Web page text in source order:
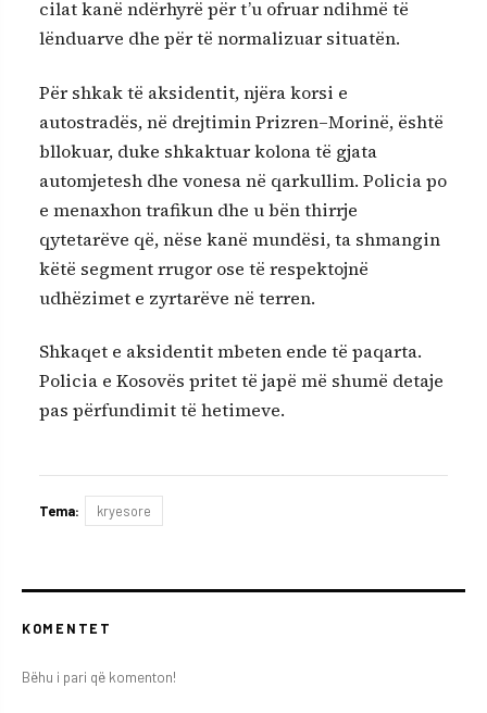
cilat kanë ndërhyrë për t’u ofruar ndihmë të
lënduarve dhe për të normalizuar situatën.
Për shkak të aksidentit, njëra korsi e
autostradës, në drejtimin Prizren–Morinë, është
bllokuar, duke shkaktuar kolona të gjata
automjetesh dhe vonesa në qarkullim. Policia po
e menaxhon trafikun dhe u bën thirrje
qytetarëve që, nëse kanë mundësi, ta shmangin
këtë segment rrugor ose të respektojnë
udhëzimet e zyrtarëve në terren.
Shkaqet e aksidentit mbeten ende të paqarta.
Policia e Kosovës pritet të japë më shumë detaje
pas përfundimit të hetimeve.
Tema: kryesore
KOMENTET
Bëhu i pari që komenton!